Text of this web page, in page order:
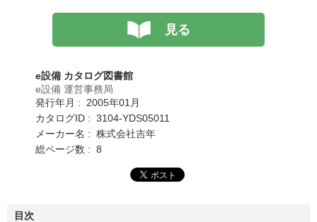
見る
e設備 カタログ図書館
e設備 運営事務局
発行年月 : 2005年01月
カタログID : 3104-YDS05011
メーカー名 : 株式会社吉年
総ページ数 : 8
目次